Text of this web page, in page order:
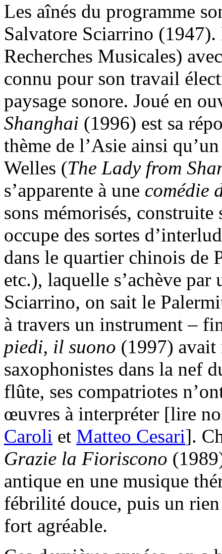
Les aînés du programme
Salvatore Sciarrino
Recherches Musicales)
connu pour son travail
paysage sonore. Joué en
Shanghai (1996) est sa
thème de l’Asie ainsi
Welles (The Lady from
s’apparente à une comédie
sons mémorisés,
occupe des sortes
dans le quartier chinois de
etc.), laquelle s’achève
Sciarrino, on sait le
à travers un instrument –
piedi, il suono (1997) avait
saxophonistes dans la nef
flûte, ses compatriotes
œuvres à interpréter [lire
Caroli et Matteo Cesari].
Grazie la Fioriscono
antique en une musique
fébrilité douce, puis un
fort agréable.